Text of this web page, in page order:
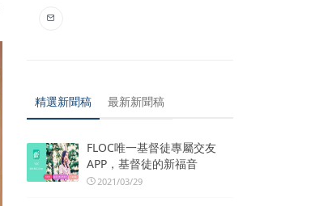
精選新聞稿 最新新聞稿
FLOC唯一基督徒專屬交友
APP，基督徒的新福音
2021/03/29